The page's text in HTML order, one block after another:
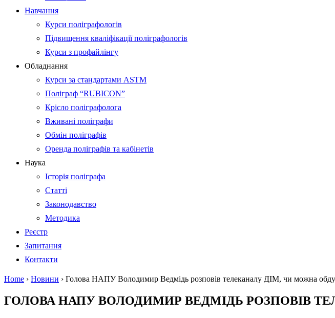
Навчання
Курси поліграфологів
Підвищення кваліфікації поліграфологів
Курси з профайлінгу
Обладнання
Курси за стандартами ASTM
Поліграф “RUBICON”
Крісло поліграфолога
Вживані поліграфи
Обмін поліграфів
Оренда поліграфів та кабінетів
Наука
Історія поліграфа
Статті
Законодавство
Методика
Реєстр
Запитання
Контакти
Home › Новини › Голова НАПУ Володимир Ведмідь розповів телеканалу ДІМ, чи можна
ГОЛОВА НАПУ ВОЛОДИМИР ВЕДМІДЬ РОЗПОВІВ